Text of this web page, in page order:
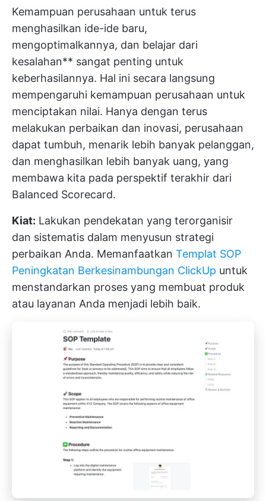
Kemampuan perusahaan untuk terus
menghasilkan ide-ide baru,
mengoptimalkannya, dan belajar dari
kesalahan** sangat penting untuk
keberhasilannya. Hal ini secara langsung
mempengaruhi kemampuan perusahaan untuk
menciptakan nilai. Hanya dengan terus
melakukan perbaikan dan inovasi, perusahaan
dapat tumbuh, menarik lebih banyak pelanggan,
dan menghasilkan lebih banyak uang, yang
membawa kita pada perspektif terakhir dari
Balanced Scorecard.
Kiat: Lakukan pendekatan yang terorganisir
dan sistematis dalam menyusun strategi
perbaikan Anda. Memanfaatkan Templat SOP
Peningkatan Berkesinambungan ClickUp untuk
menstandarkan proses yang membuat produk
atau layanan Anda menjadi lebih baik.